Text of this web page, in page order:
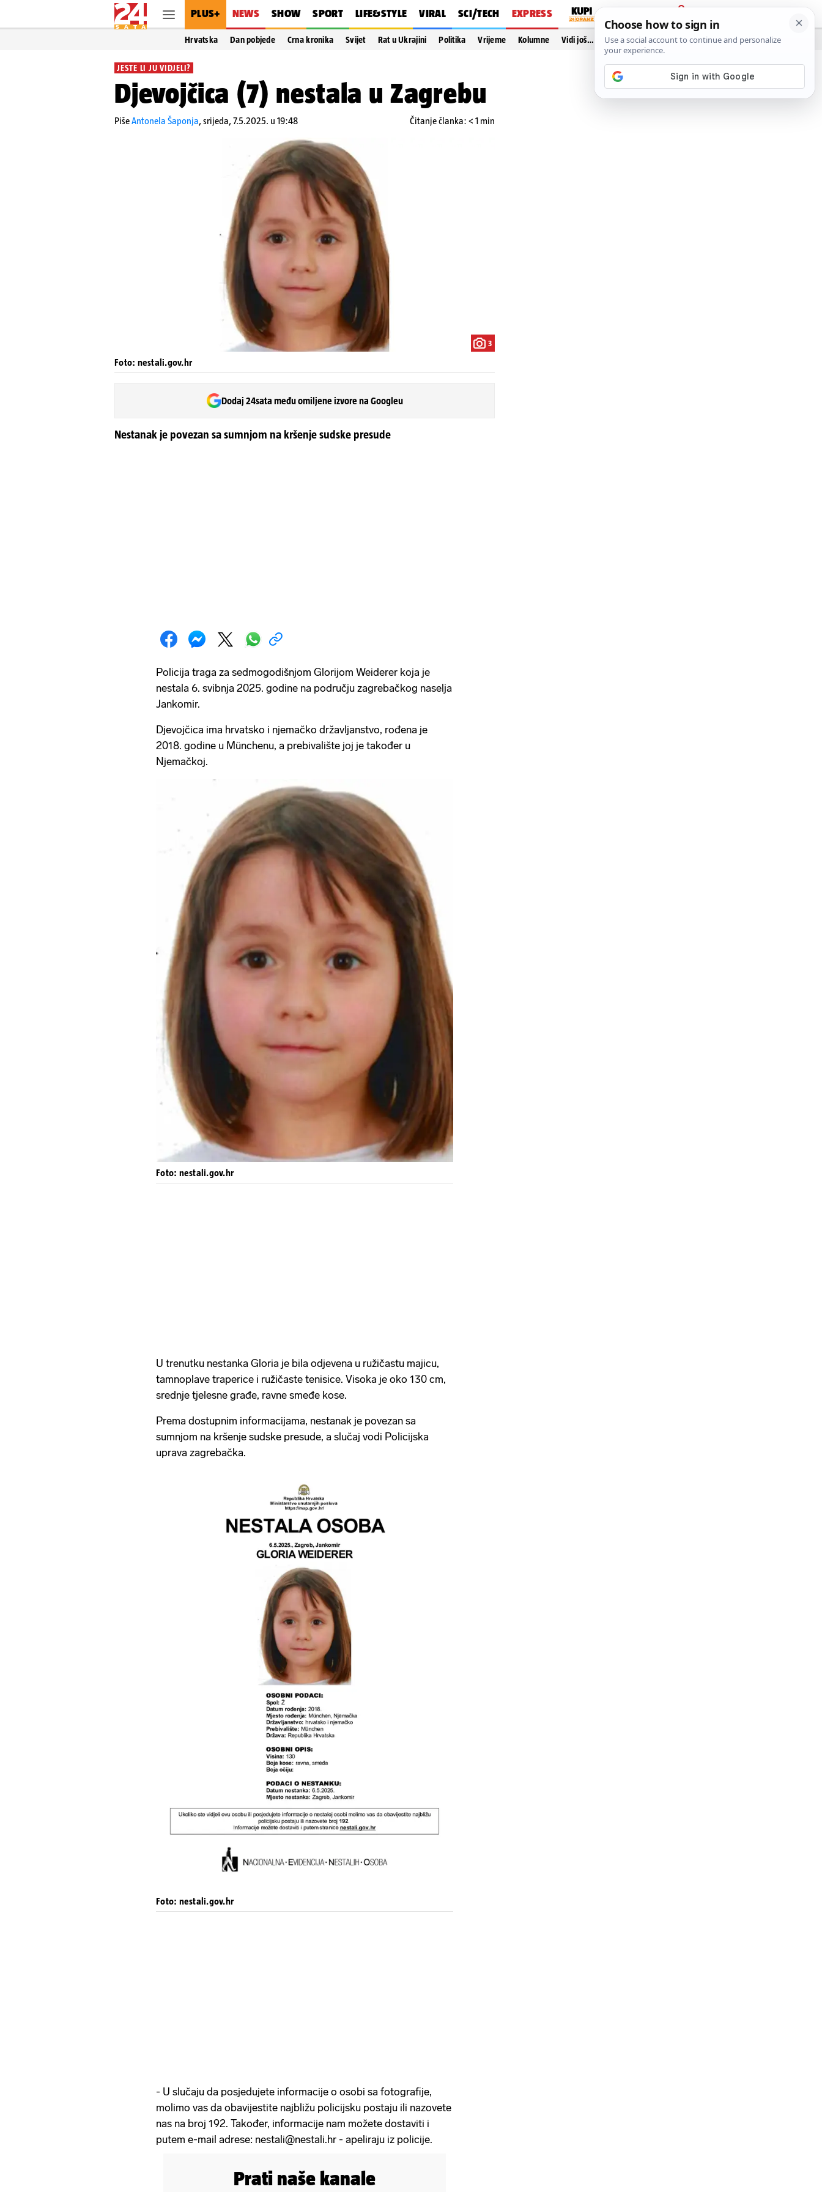
PLUS+ NEWS SHOW SPORT LIFE&STYLE VIRAL SCI/TECH EXPRESS
PRIJAVA
Hrvatska Dan pobjede Crna kronika Svijet Rat u Ukrajini Politika Vrijeme Kolumne Vidi još…
JESTE LI JU VIDJELI?
Djevojčica (7) nestala u Zagrebu
PišeAntonela Šaponja,srijeda, 7.5.2025. u 19:48 Čitanje članka: < 1 min
3
Foto: nestali.gov.hr
Dodaj 24sata među omiljene izvore na Googleu
Nestanak je povezan sa sumnjom na kršenje sudske presude
Policija traga za sedmogodišnjom Glorijom Weiderer koja je
nestala 6. svibnja 2025. godine na području zagrebačkog naselja
Jankomir.
Djevojčica ima hrvatsko i njemačko državljanstvo, rođena je
2018. godine u Münchenu, a prebivalište joj je također u
Njemačkoj.
Foto: nestali.gov.hr
U trenutku nestanka Gloria je bila odjevena u ružičastu majicu,
tamnoplave traperice i ružičaste tenisice. Visoka je oko 130 cm,
srednje tjelesne građe, ravne smeđe kose.
Prema dostupnim informacijama, nestanak je povezan sa
sumnjom na kršenje sudske presude, a slučaj vodi Policijska
uprava zagrebačka.
Foto: nestali.gov.hr
- U slučaju da posjedujete informacije o osobi sa fotografije,
molimo vas da obavijestite najbližu policijsku postaju ili nazovete
nas na broj 192. Također, informacije nam možete dostaviti i
putem e-mail adrese: nestali@nestali.hr - apeliraju iz policije.
Prati naše kanale